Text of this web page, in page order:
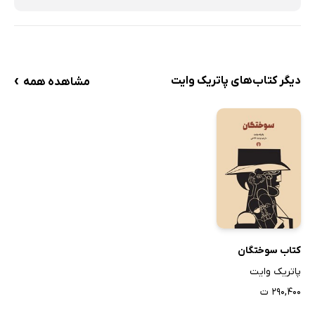
اختصار
جامعه مورد نظر
موقعیت جغرافیایی و پوشش‌دهی
بافت تاریخی
مقایسه‌ها
بودجه و ملاحظات مالی
دیگر کتاب‌های پاتریک وایت مشاهده همه ›
کتاب سوختگان
پاتریک وایت
۲۹۰,۴۰۰ ت